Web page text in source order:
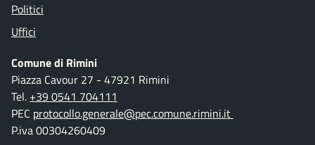
Politici
Uffici
Comune di Rimini
Piazza Cavour 27 - 47921 Rimini
Tel. +39 0541 704111
PEC protocollo.generale@pec.comune.rimini.it
P.iva 00304260409